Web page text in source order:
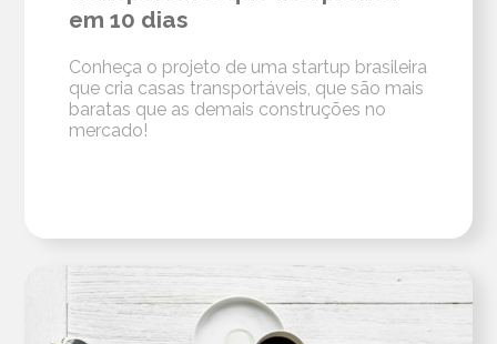
em 10 dias
Conheça o projeto de uma startup brasileira
que cria casas transportáveis, que são mais
baratas que as demais construções no
mercado!